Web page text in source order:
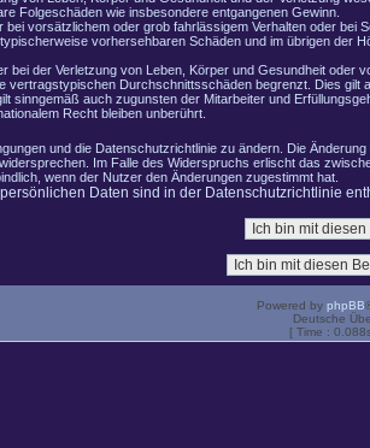
Folgeschäden wie insbesondere entgangenen Gewinn.
vorsätzlichem oder grob fahrlässigem Verhalten oder
vorhersehbaren Schäden und im übrigen
bei der Verletzung von Leben, Körper und Gesundheit
vertragstypischen Durchschnittsschäden begrenzt. Dies gilt
sinngemäß auch zugunsten der Mitarbeiter und
Recht bleiben unberührt.
und die Datenschutzrichtlinie zu ändern. Die Änderung
Im Falle des Widerspruchs erlischt das
wenn der Nutzer den Änderungen zugestimmt hat.
Daten sind in der Datenschutzrichtlinie
Powered by phpBB
Deutsche
[ Time :